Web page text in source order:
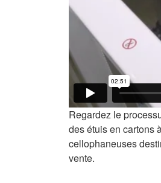
Regardez le
des étuis en cartons
cellophaneuses
vente.